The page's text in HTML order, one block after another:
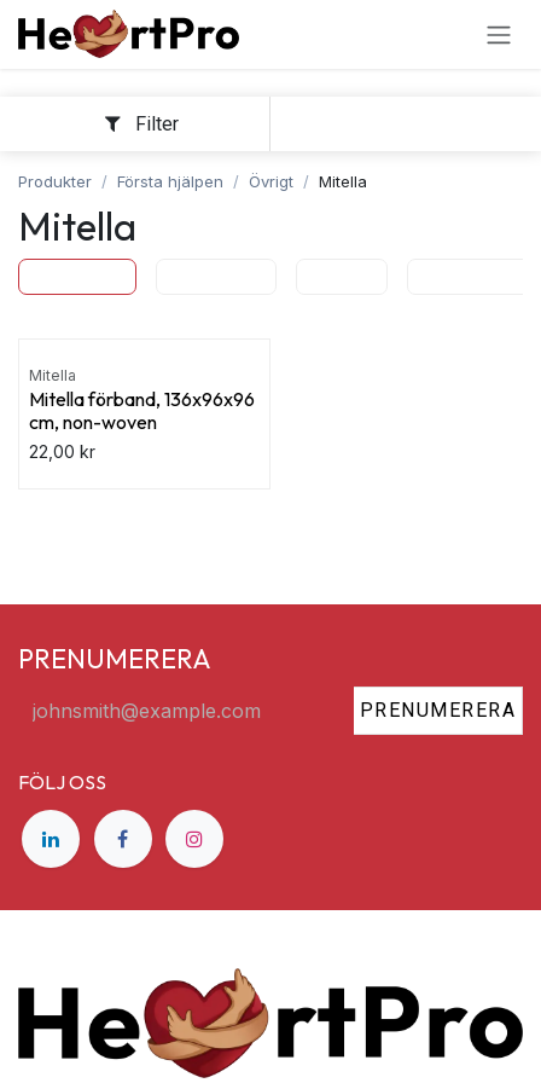
Hoppa till innehållet
Filter
Produkter Första hjälpen Övrigt Mitella
Mitella
Mitella
Mitella förband, 136x96x96
cm, non-woven
22,00 kr
PRENUMERERA
PRENUMERERA
FÖLJ OSS